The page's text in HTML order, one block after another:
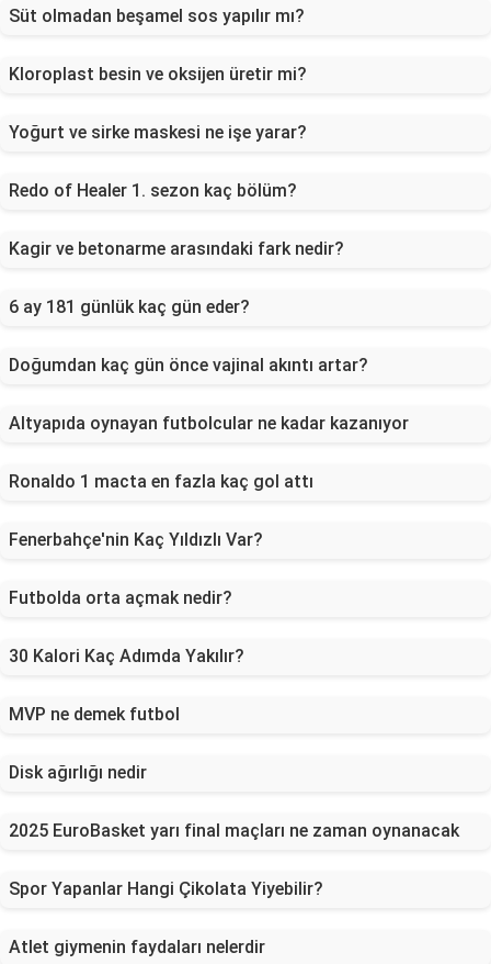
Süt olmadan beşamel sos yapılır mı?
Kloroplast besin ve oksijen üretir mi?
Yoğurt ve sirke maskesi ne işe yarar?
Redo of Healer 1. sezon kaç bölüm?
Kagir ve betonarme arasındaki fark nedir?
6 ay 181 günlük kaç gün eder?
Doğumdan kaç gün önce vajinal akıntı artar?
Altyapıda oynayan futbolcular ne kadar kazanıyor
Ronaldo 1 macta en fazla kaç gol attı
Fenerbahçe'nin Kaç Yıldızlı Var?
Futbolda orta açmak nedir?
30 Kalori Kaç Adımda Yakılır?
MVP ne demek futbol
Disk ağırlığı nedir
2025 EuroBasket yarı final maçları ne zaman oynanacak
Spor Yapanlar Hangi Çikolata Yiyebilir?
Atlet giymenin faydaları nelerdir